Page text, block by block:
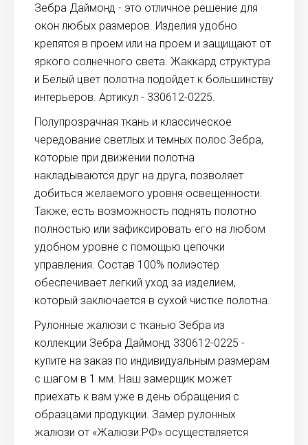
Зебра Даймонд - это отличное решение для
окон любых размеров. Изделия удобно
крепятся в проем или на проем и защищают от
яркого солнечного света. Жаккард структура
и Белый цвет полотна подойдет к большинству
интерьеров. Артикул - 330612-0225.
Полупрозрачная ткань и классическое
чередование светлых и темных полос Зебра,
которые при движении полотна
накладываются друг на друга, позволяет
добиться желаемого уровня освещенности.
Также, есть возможность поднять полотно
полностью или зафиксировать его на любом
удобном уровне с помощью цепочки
управления. Состав 100% полиэстер
обеспечивает легкий уход за изделием,
который заключается в сухой чистке полотна.
Рулонные жалюзи с тканью Зебра из
коллекции Зебра Даймонд 330612-0225 -
купите на заказ по индивидуальным размерам
с шагом в 1 мм. Наш замерщик может
приехать к вам уже в день обращения с
образцами продукции. Замер рулонных
жалюзи от «Жалюзи.РФ» осуществляется